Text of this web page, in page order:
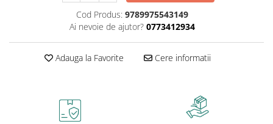
Caiete matematică
Caiete tip I, II și III
Blocuri de desen școlare
Cod Produs: 9789975543149
Ai nevoie de ajutor? 0773412934
Adauga la Favorite Cere informatii